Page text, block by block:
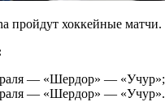
пройдут хоккейные матчи.
— «Шердор» — «Учур»;
— «Шердор» — «Учур».